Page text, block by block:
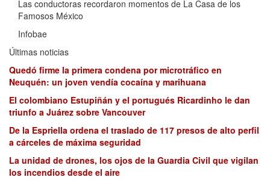
Las conductoras recordaron momentos de La Casa de los
Famosos México
Infobae
Últimas noticias
Quedó firme la primera condena por microtráfico en
Neuquén: un joven vendía cocaína y marihuana
El colombiano Estupiñán y el portugués Ricardinho le dan
triunfo a Juárez sobre Vancouver
De la Espriella ordena el traslado de 117 presos de alto perfil
a cárceles de máxima seguridad
La unidad de drones, los ojos de la Guardia Civil que vigilan
los incendios desde el aire